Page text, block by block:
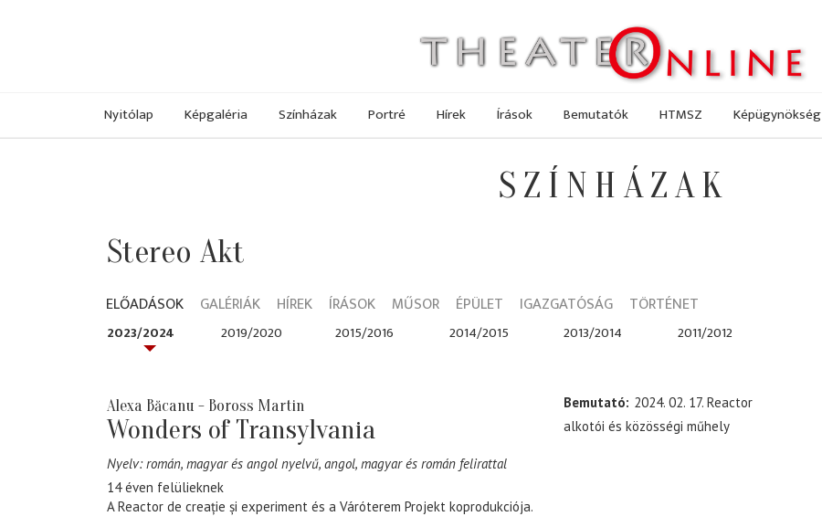
Nyitólap Képgaléria Színházak Portré Hírek Írások Bemutatók HTMSZ Képügynökség
SZÍNHÁZAK
Stereo Akt
ELŐADÁSOK GALÉRIÁK HÍREK ÍRÁSOK MŰSOR ÉPÜLET IGAZGATÓSÁG TÖRTÉNET
2023/2024 2019/2020 2015/2016 2014/2015 2013/2014 2011/2012
Alexa Băcanu - Boross Martin
Wonders of Transylvania
Nyelv: román, magyar és angol nyelvű, angol, magyar és román felirattal
14 éven felülieknek
A Reactor de creație și experiment és a Váróterem Projekt koprodukciója.
Bemutató 2024. 02. 17. Reactor
alkotói és közösségi műhely